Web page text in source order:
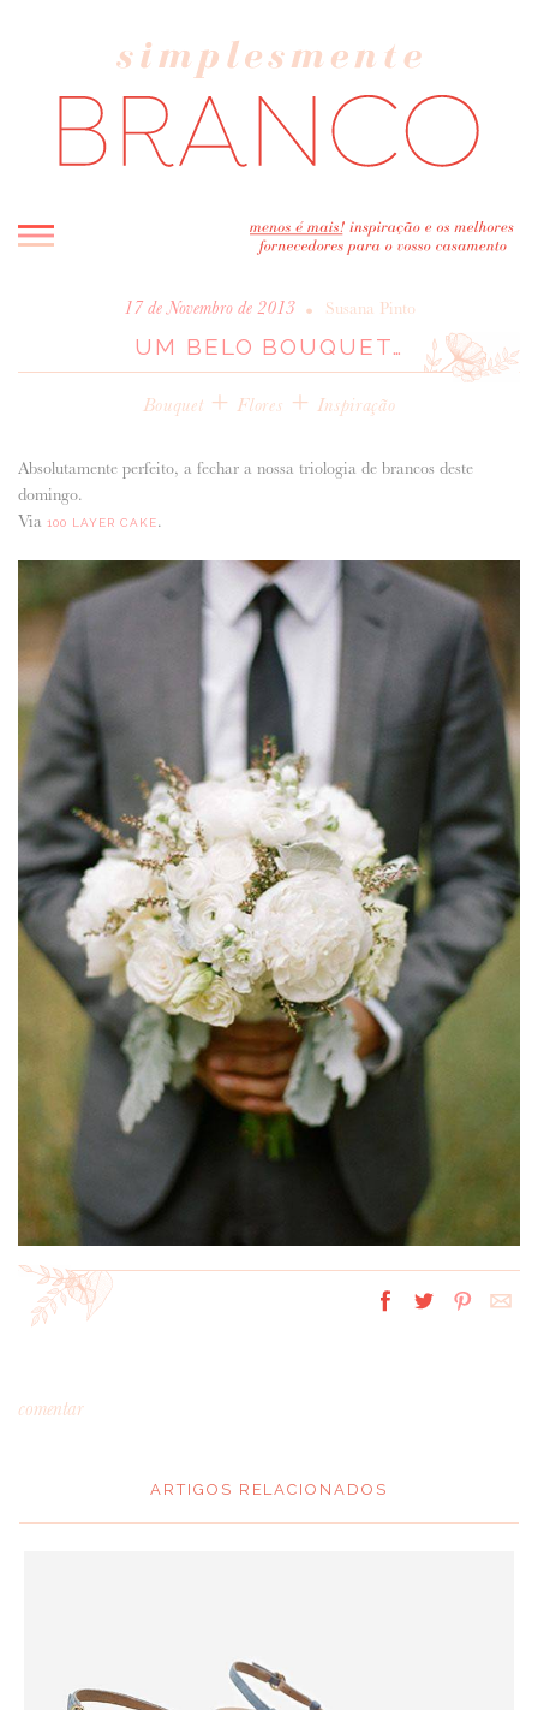
INICIO
BLOG
ANUNCIE CONNOSCO
17 de Novembro de 2013 • Susana Pinto
UM BELO BOUQUET…
Bouquet +Flores + Inspiração
Absolutamente perfeito, a fechar a nossa triologia de brancos deste
domingo.
Via 100 LAYER CAKE.
comentar
ARTIGOS RELACIONADOS